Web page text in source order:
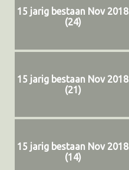
15 jarig bestaan Nov 2018
(24)
15 jarig bestaan Nov 2018
(21)
15 jarig bestaan Nov 2018
(14)